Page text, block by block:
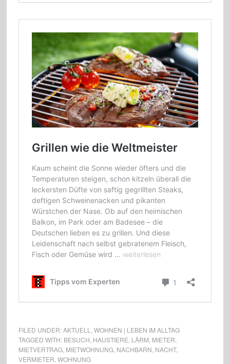
FILED UNDER:AKTUELL
WOHNEN | LEBEN IM ALLTAG
TAGGED WITH: BESUCH HAUSTIERE LÄRM MIETER
MIETVERTRAG, MIETWOHNUNG, NACHBARN NACHT,
VERMIETER WOHNUNG